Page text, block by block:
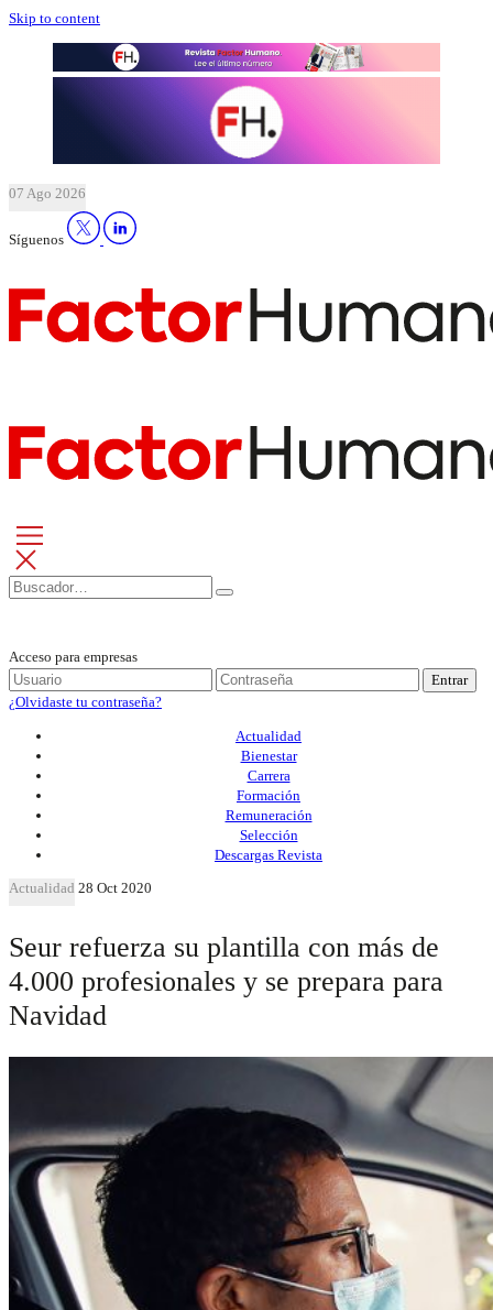
Skip to content
07 Ago 2026
Síguenos
Acceso para empresas
Entrar
¿Olvidaste tu contraseña?
Actualidad
Bienestar
Carrera
Formación
Remuneración
Selección
Descargas Revista
Actualidad 28 Oct 2020
Seur refuerza su plantilla con más de
4.000 profesionales y se prepara para
Navidad